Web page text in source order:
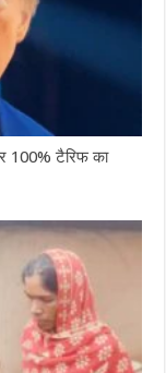
100% टैरिफ का